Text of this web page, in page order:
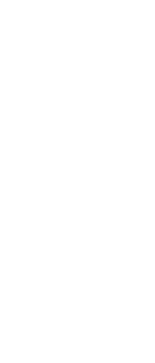
購金】▼點我立